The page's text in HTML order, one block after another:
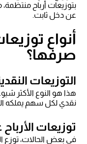
بتوزيعات أرباح منتظمة،
عن دخل ثابت.
أنواع
صرفها؟
التوزيعات
هذا هو النوع الأكثر
نقدي لكل سهم يملكه
توزيعات
في بعض الحالات، توزع